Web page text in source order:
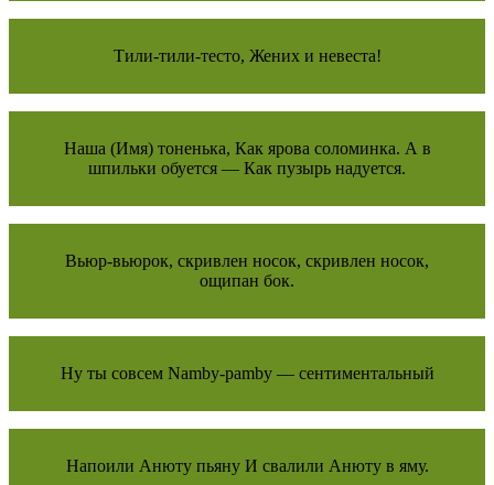
Тили-тили-тесто, Жених и невеста!
Наша (Имя) тоненька, Как ярова соломинка. А в
шпильки обуется — Как пузырь надуется.
Вьюр-вьюрок, скривлен носок, скривлен носок,
ощипан бок.
Ну ты совсем Namby-pamby — сентиментальный
Напоили Анюту пьяну И свалили Анюту в яму.